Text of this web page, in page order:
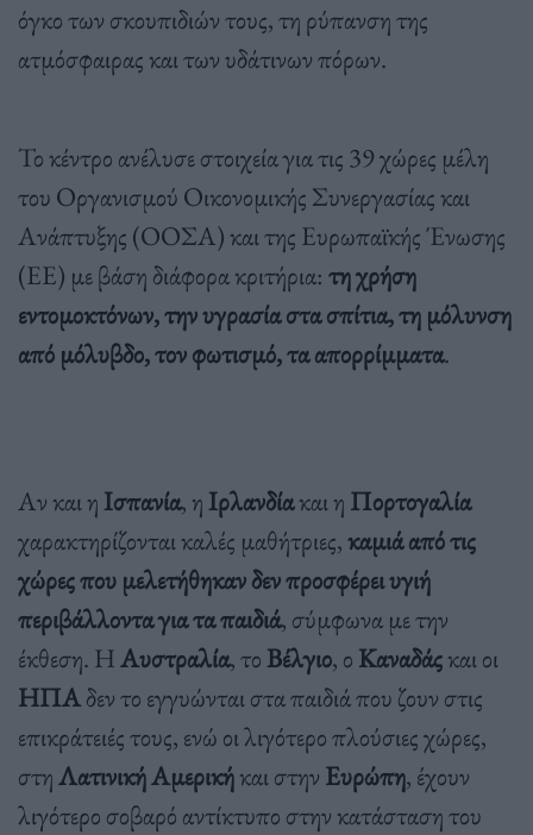
όγκο των σκουπιδιών τους, τη ρύπανση της
ατμόσφαιρας και των υδάτινων πόρων.
Το κέντρο ανέλυσε στοιχεία για τις 39 χώρες μέλη
του Οργανισμού Οικονομικής Συνεργασίας και
Ανάπτυξης (ΟΟΣΑ) και της Ευρωπαϊκής Ένωσης
(ΕΕ) με βάση διάφορα κριτήρια: τη χρήση
εντομοκτόνων, την υγρασία στα σπίτια, τη μόλυνση
από μόλυβδο, τον φωτισμό, τα απορρίμματα.
Αν και ηΙσπανία, ηΙρλανδίακαι η Πορτογαλία
χαρακτηρίζονται καλές μαθήτριες,καμιά από τις
χώρες που μελετήθηκαν δεν προσφέρει υγιή
περιβάλλοντα για τα παιδιά, σύμφωνα με την
έκθεση. ΗΑυστραλία, τοΒέλγιο, ο Καναδάςκαι οι
ΗΠΑδεν το εγγυώνται στα παιδιά που ζουν στις
επικράτειές τους, ενώ οι λιγότερο πλούσιες χώρες,
στηΛατινική Αμερικήκαι στην Ευρώπη, έχουν
λιγότερο σοβαρό αντίκτυπο στην κατάσταση του